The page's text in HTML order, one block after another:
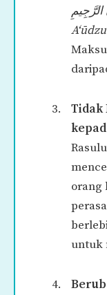
Tidak
orang
untuk